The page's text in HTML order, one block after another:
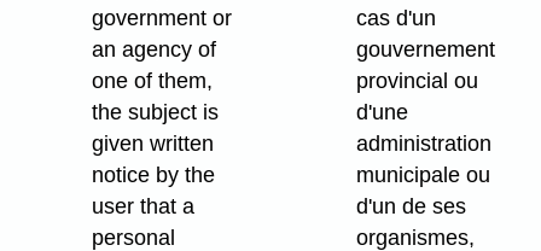
government or
an agency of
one of them,
the subject is
given written
notice by the
user that a
personal
cas d'un
gouvernement
provincial ou
d'une
administration
municipale ou
d'un de ses
organismes,